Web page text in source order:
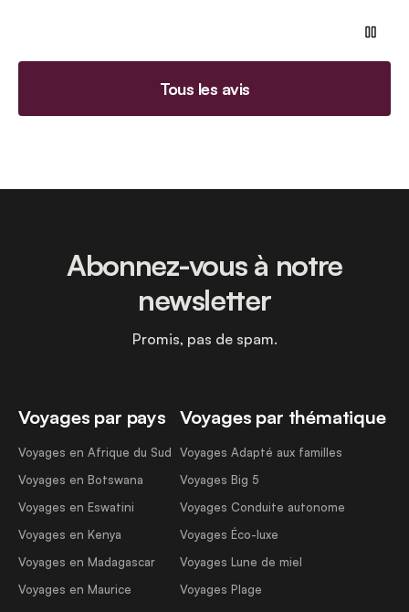
Tous les avis
Voyages par pays
Voyages en Afrique du Sud
Voyages en Botswana
Voyages en Eswatini
Voyages en Kenya
Voyages en Madagascar
Voyages en Maurice
Voyages par thématique
Voyages Adapté aux familles
Voyages Big 5
Voyages Conduite autonome
Voyages Éco-luxe
Voyages Lune de miel
Voyages Plage
Abonnez-vous à notre
newsletter
Promis, pas de spam.